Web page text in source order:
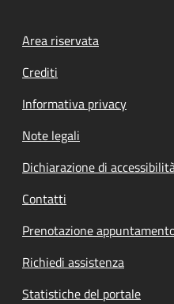
Footer menu
Area riservata
Crediti
Informativa privacy
Note legali
Dichiarazione di
Contatti
Prenotazione
Richiedi assistenza
Statistiche del portale